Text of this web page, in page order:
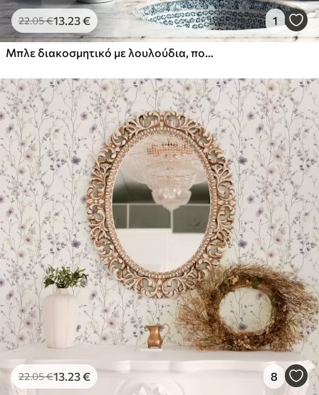
22.05€13.23€ 1
Μπλε διακοσμητικό με λουλούδια, πουλί και κλαδιά
22.05€13.23€ 8